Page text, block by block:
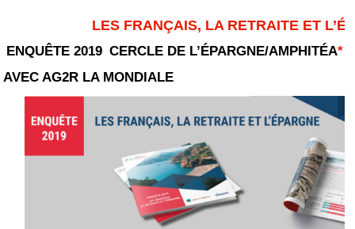
LES FRANÇAIS, LA RETRAITE ET
ENQUÊTE 2019 CERCLE DE L’ÉPARGNE/AMPHITÉA*
AVEC AG2R LA MONDIALE